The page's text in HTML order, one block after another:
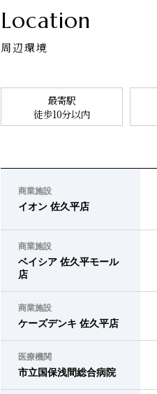
Location
周辺環境
最寄駅
徒歩10分以内
商業施設
イオン 佐久平店
商業施設
ベイシア 佐久平モール
店
商業施設
ケーズデンキ 佐久平店
医療機関
市立国保浅間総合病院